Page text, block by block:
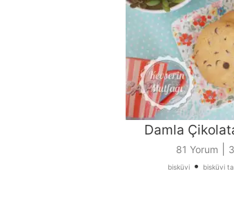
Damla
81 Yorum
bisküvi • bisküvi